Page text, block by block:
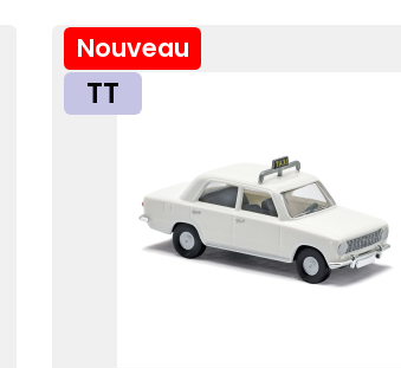
TT
Nouveau